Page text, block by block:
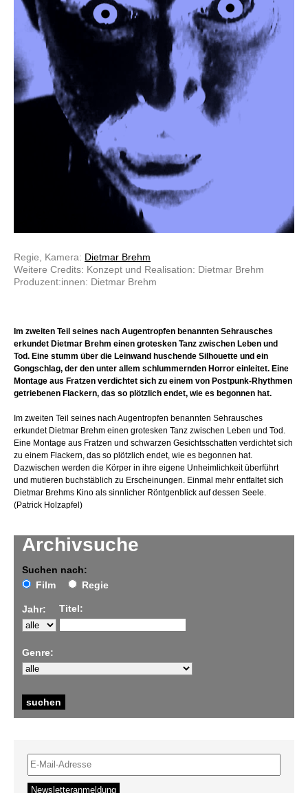
Archivsuche
Suchen nach:
Film
Regie
Jahr: Titel:
Genre:
Regie, Kamera: Dietmar Brehm
Weitere Credits: Konzept und Realisation: Dietmar Brehm
Produzent:innen: Dietmar Brehm
Im zweiten Teil seines nach Augentropfen benannten Sehrausches
erkundet Dietmar Brehm einen grotesken Tanz zwischen Leben und
Tod. Eine stumm über die Leinwand huschende Silhouette und ein
Gongschlag, der den unter allem schlummernden Horror einleitet. Eine
Montage aus Fratzen verdichtet sich zu einem von Postpunk-Rhythmen
getriebenen Flackern, das so plötzlich endet, wie es begonnen hat.
Im zweiten Teil seines nach Augentropfen benannten Sehrausches
erkundet Dietmar Brehm einen grotesken Tanz zwischen Leben und Tod.
Eine Montage aus Fratzen und schwarzen Gesichtsschatten verdichtet sich
zu einem Flackern, das so plötzlich endet, wie es begonnen hat.
Dazwischen werden die Körper in ihre eigene Unheimlichkeit überführt
und mutieren buchstäblich zu Erscheinungen. Einmal mehr entfaltet sich
Dietmar Brehms Kino als sinnlicher Röntgenblick auf dessen Seele.
(Patrick Holzapfel)